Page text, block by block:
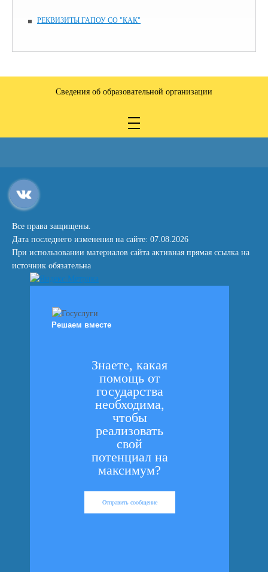
РЕКВИЗИТЫ ГАПОУ СО "КАК"
Сведения об образовательной организации
Все права защищены.
Дата последнего изменения на сайте: 07.08.2026
При использовании материалов сайта активная прямая ссылка на
источник обязательна
Решаем вместе
Знаете, какая
помощь от
государства
необходима,
чтобы
реализовать
свой
потенциал на
максимум?
Отправить сообщение